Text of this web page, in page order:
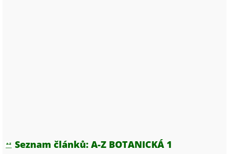
Seznam článků: A-Z BOTANICKÁ 1